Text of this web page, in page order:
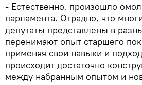
- Естественно, произошло
парламента. Отрадно, что
депутаты представлены в
перенимают опыт старшего
применяя свои навыки и
происходит достаточно
между набранным опытом и